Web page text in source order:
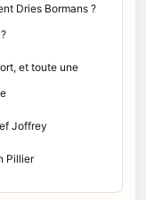
Dries Bormans ?
et toute une
Joffrey
Pillier